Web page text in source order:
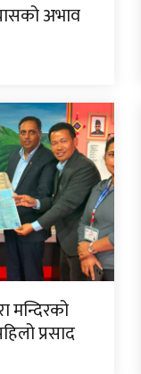
अभाव
मन्दिरको
प्रसाद